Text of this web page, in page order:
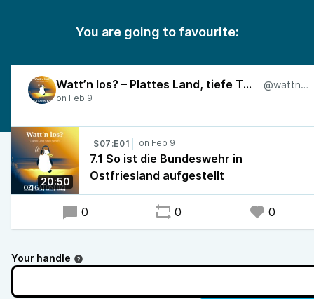
You are going to favourite:
Watt’n los? – Plattes Land, tiefe Themen @wattnlos
20:50
S07:E01
7.1 So ist die Bundeswehr in
Ostfriesland aufgestellt
0 0 0
Your handle